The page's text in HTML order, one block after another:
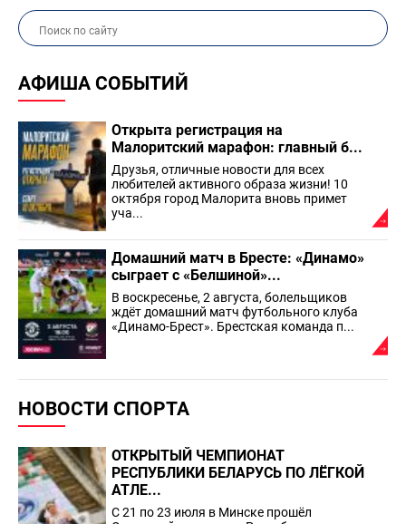
АФИША СОБЫТИЙ
Открыта регистрация на
Малоритский марафон: главный б...
Друзья, отличные новости для всех
любителей активного образа жизни! 10
октября город Малорита вновь примет
уча...
Домашний матч в Бресте: «Динамо»
сыграет с «Белшиной»...
В воскресенье, 2 августа, болельщиков
ждёт домашний матч футбольного клуба
«Динамо-Брест». Брестская команда п...
НОВОСТИ СПОРТА
ОТКРЫТЫЙ ЧЕМПИОНАТ
РЕСПУБЛИКИ БЕЛАРУСЬ ПО ЛЁГКОЙ
АТЛЕ...
С 21 по 23 июля в Минске прошёл